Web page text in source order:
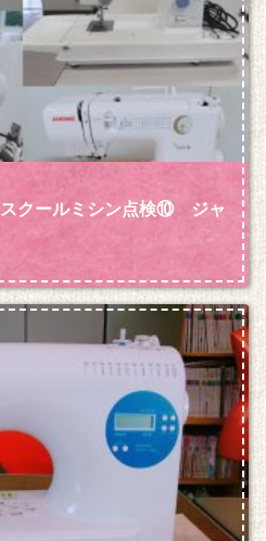
スクールミシン点検⑩ ジャ